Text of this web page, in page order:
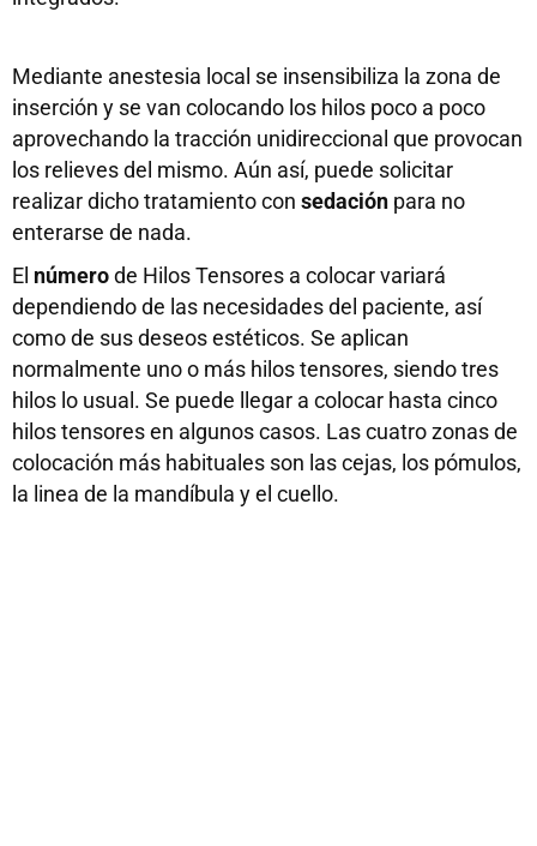
Mediante anestesia local se insensibiliza la zona de
inserción y se van colocando los hilos poco a poco
aprovechando la tracción unidireccional que provocan
los relieves del mismo. Aún así, puede solicitar
realizar dicho tratamiento con sedación para no
enterarse de nada.
El númerode Hilos Tensores a colocar variará
dependiendo de las necesidades del paciente, así
como de sus deseos estéticos. Se aplican
normalmente uno o más hilos tensores, siendo tres
hilos lo usual. Se puede llegar a colocar hasta cinco
hilos tensores en algunos casos. Las cuatro zonas de
colocación más habituales son las cejas, los pómulos,
la linea de la mandíbula y el cuello.